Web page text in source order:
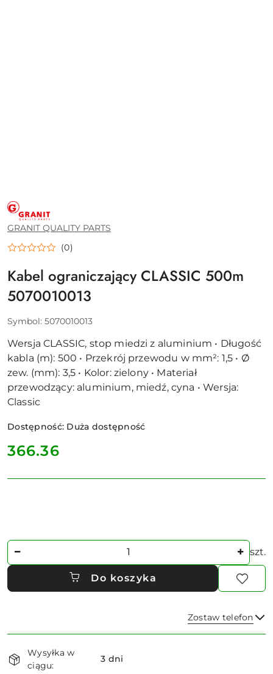
GRANIT
QUALITY
PARTS
GRANIT QUALITY PARTS
(0)
Kabel ograniczający CLASSIC 500m
5070010013
Symbol: 5070010013
Wersja CLASSIC, stop miedzi z aluminium • Długość
kabla (m): 500 • Przekrój przewodu w mm²: 1,5 • Ø
zew. (mm): 3,5 • Kolor: zielony • Materiał
przewodzący: aluminium, miedź, cyna • Wersja:
Classic
Dostępność: Duża dostępność
cena:
366.36
Ilość szt.
Do koszyka
Zostaw telefon
Dostępność
i
Wysyłka w
ciągu:
3 dni